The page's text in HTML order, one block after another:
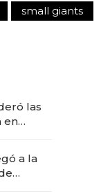
small giants
las
en
a la